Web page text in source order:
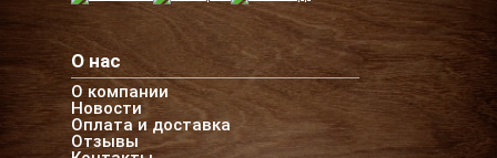
О нас
О компании
Новости
Оплата и доставка
Отзывы